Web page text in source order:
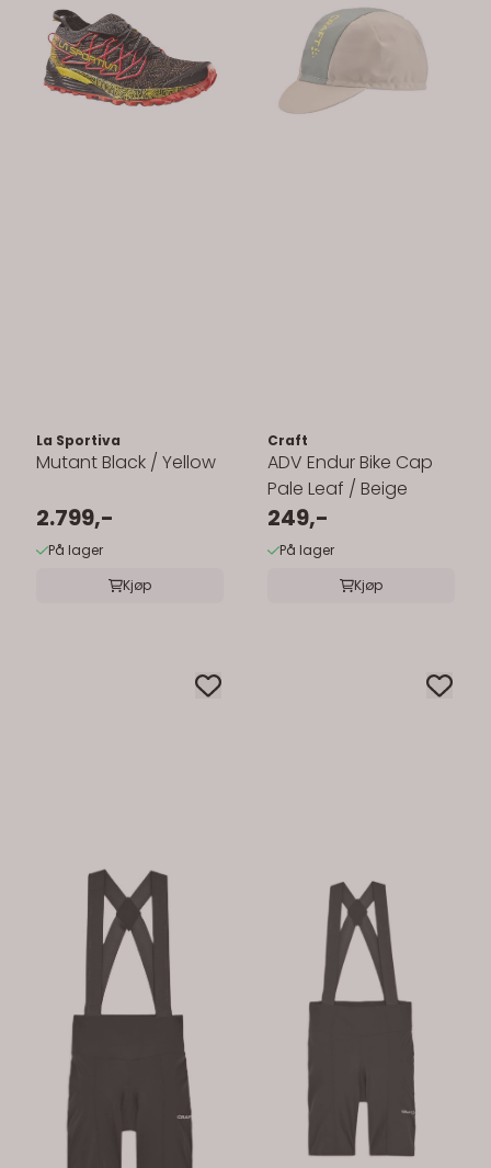
La Sportiva
Mutant Black / Yellow
2.799,-
På lager
Kjøp
Craft
ADV Endur Bike Cap
Pale Leaf / Beige
249,-
På lager
Kjøp